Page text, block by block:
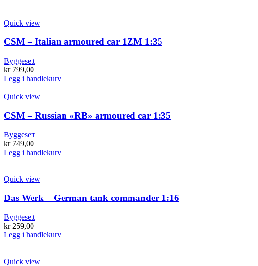
Quick view
CSM – Italian armoured car 1ZM 1:35
Byggesett
kr799,00
Legg i handlekurv
Quick view
CSM – Russian «RB» armoured car 1:35
Byggesett
kr749,00
Legg i handlekurv
Quick view
Das Werk – German tank commander 1:16
Byggesett
kr259,00
Legg i handlekurv
Quick view